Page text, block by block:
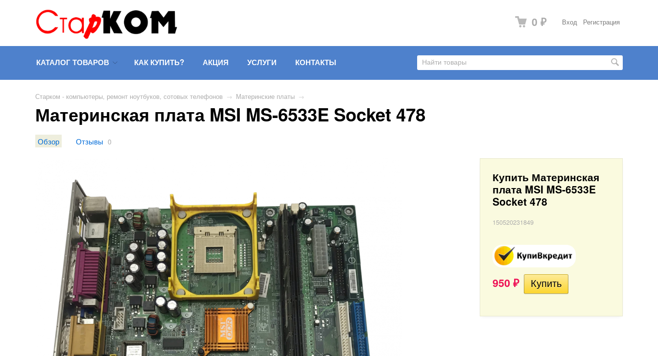
Вход Регистрация
0 ₽
КАТАЛОГ ТОВАРОВ КАК КУПИТЬ? АКЦИЯ УСЛУГИ КОНТАКТЫ
Старком - компьютеры, ремонт ноутбуков, сотовых телефонов → Материнские платы →
Материнская плата MSI MS-6533E Socket 478
Обзор Отзывы 0
Купить Материнская
плата MSI MS-6533E
Socket 478
150520231849
950 ₽